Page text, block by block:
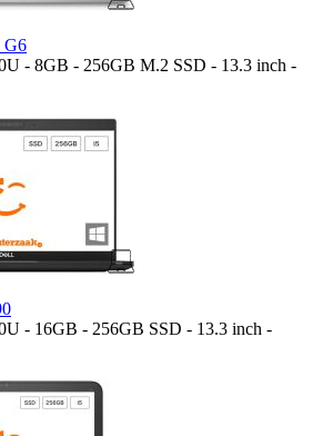
G6
- 8GB - 256GB M.2 SSD - 13.3 inch -
- 16GB - 256GB SSD - 13.3 inch -